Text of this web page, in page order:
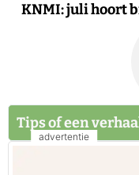
KNMI: juli hoort
Tips of een